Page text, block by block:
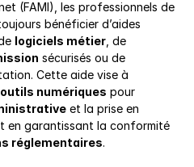
(FAMI), les professionnels de
bénéficier d’aides
logiciels métier , de
sécurisés ou de
Cette aide vise à
outils numériques pour
et la prise en
en garantissant la conformité
réglementaires.